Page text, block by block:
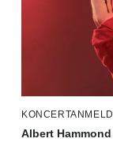
Albert Hammond